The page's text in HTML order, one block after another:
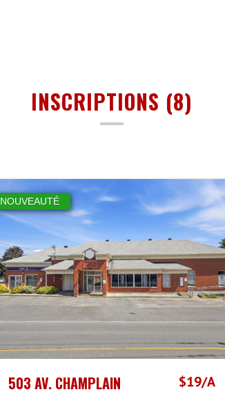
INSCRIPTIONS (8)
NOUVEAUTÉ
503 AV. CHAMPLAIN $19/A